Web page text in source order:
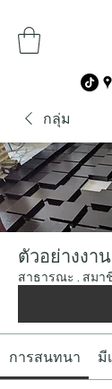
กลุ่ม
ตัวอย่างงา
สาธารณะ · สมา
การสนทนา มี